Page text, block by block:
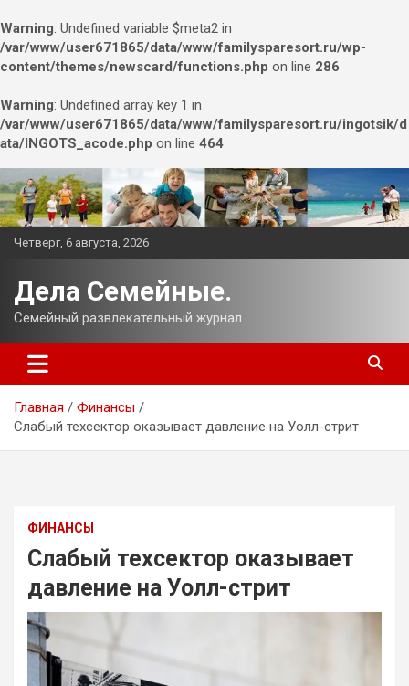
Warning: Undefined variable $meta2 in
/var/www/user671865/data/www/familysparesort.ru/wp-
content/themes/newscard/functions.php on line 286
Warning: Undefined array key 1 in
/var/www/user671865/data/www/familysparesort.ru/ingotsik/d
ata/INGOTS_acode.php on line 464
Перейти
к
содержимому
Четверг, 6 августа, 2026
Дела Семейные.
Семейный развлекательный журнал.
Главная
Финансы
Слабый техсектор оказывает давление на Уолл-стрит
ФИНАНСЫ
Слабый техсектор оказывает
давление на Уолл-стрит